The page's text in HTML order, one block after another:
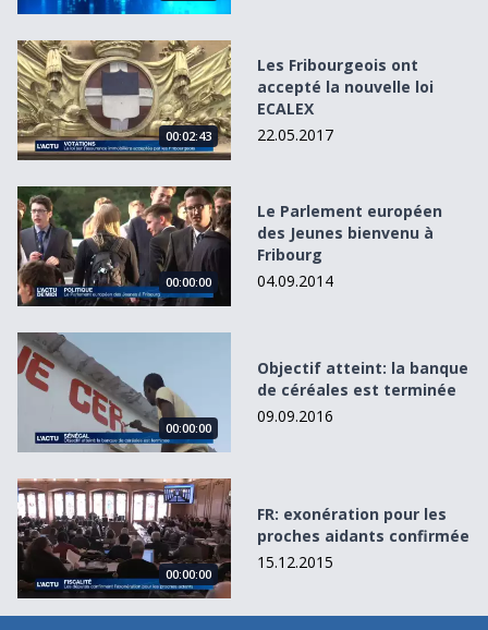
Les Fribourgeois ont accepté la nouvelle loi ECALEX
00:02:43
Les Fribourgeois ont
accepté la nouvelle loi
ECALEX
22.05.2017
Le Parlement européen des Jeunes bienvenu à Fribourg
00:00:00
Le Parlement européen
des Jeunes bienvenu à
Fribourg
04.09.2014
Objectif atteint: la banque de céréales est terminée
00:00:00
Objectif atteint: la banque
de céréales est terminée
09.09.2016
FR: exonération pour les proches aidants confirmée
00:00:00
FR: exonération pour les
proches aidants confirmée
15.12.2015